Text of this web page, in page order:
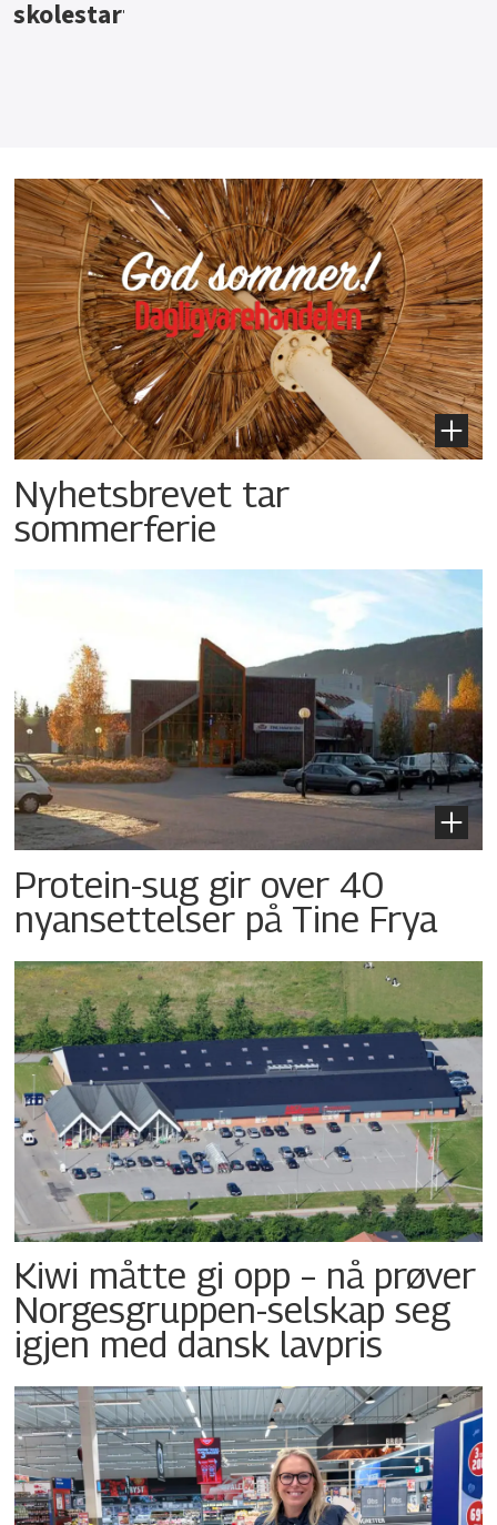
Nyhetsbrevet tar
sommerferie
Protein-sug gir over 40
nyansettelser på Tine Frya
Kiwi måtte gi opp – nå prøver
Norgesgruppen-selskap seg
igjen med dansk lavpris